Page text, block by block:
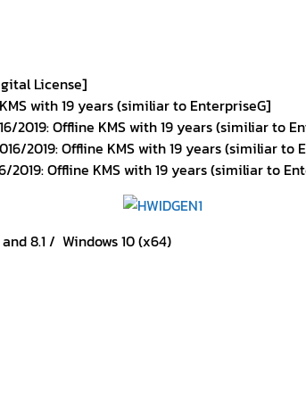
License]
with 19 years (similiar to EnterpriseG]
2019: Offline KMS with 19 years (similiar to
2019: Offline KMS with 19 years (similiar to
2019: Offline KMS with 19 years (similiar to
8.1 / Windows 10 (x64)